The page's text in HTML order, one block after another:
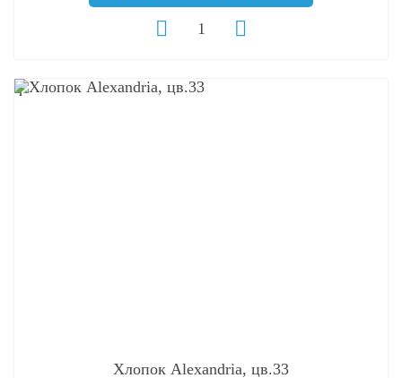
q
Хлопок Alexandria, цв.33